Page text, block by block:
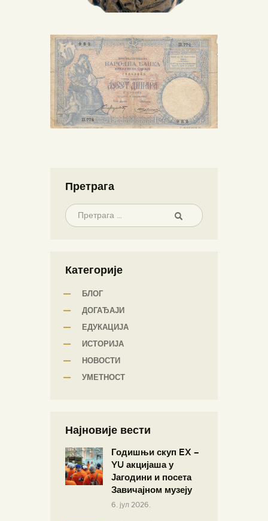
Претрага
Категорије
БЛОГ
ДОГАЂАЈИ
ЕДУКАЦИЈА
ИСТОРИЈА
НОВОСТИ
УМЕТНОСТ
Најновије вести
Годишњи скуп EX –
YU акцијаша у
Јагодини и посета
Завичајном музеју
6. јул 2026.